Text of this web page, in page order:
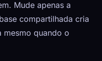
Mude apenas a
compartilhada cria
mesmo quando o